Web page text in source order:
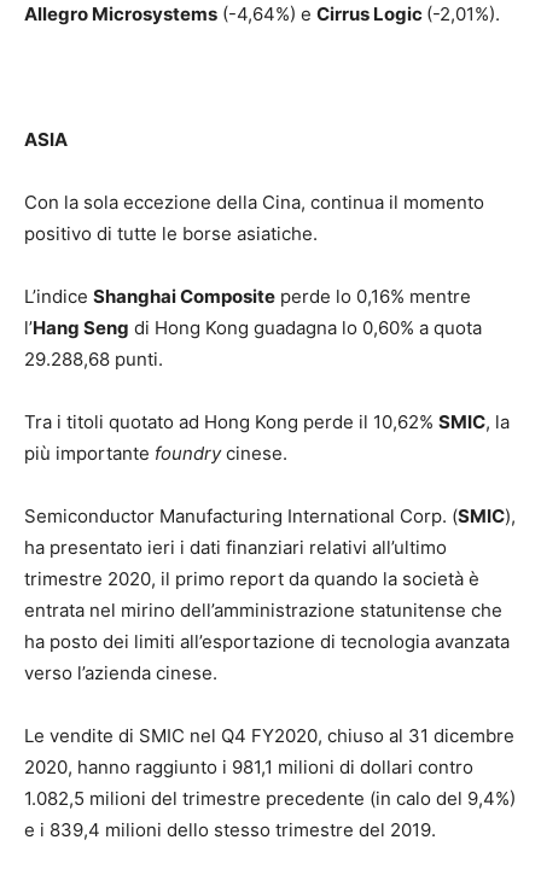
Allegro Microsystems (-4,64%) e Cirrus Logic (-2,01%).
ASIA
Con la sola eccezione della Cina, continua il momento
positivo di tutte le borse asiatiche.
L’indice Shanghai Composite perde lo 0,16% mentre
l’Hang Seng di Hong Kong guadagna lo 0,60% a quota
29.288,68 punti.
Tra i titoli quotato ad Hong Kong perde il 10,62% SMIC, la
più importante foundrycinese.
Semiconductor Manufacturing International Corp. (SMIC),
ha presentato ieri i dati finanziari relativi all’ultimo
trimestre 2020, il primo report da quando la società è
entrata nel mirino dell’amministrazione statunitense che
ha posto dei limiti all’esportazione di tecnologia avanzata
verso l’azienda cinese.
Le vendite di SMIC nel Q4 FY2020, chiuso al 31 dicembre
2020, hanno raggiunto i 981,1 milioni di dollari contro
1.082,5 milioni del trimestre precedente (in calo del 9,4%)
e i 839,4 milioni dello stesso trimestre del 2019.